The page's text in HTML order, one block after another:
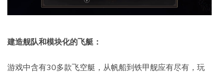
建造舰队和模块化的飞艇：
游戏中含有30多款飞空艇，从帆船到铁甲舰应有尽有，玩